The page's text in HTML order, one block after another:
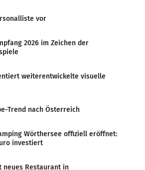
vor
2026 im Zeichen der
weiterentwickelte visuelle
Trend nach Österreich
Wörthersee offiziell eröffnet:
investiert
neues Restaurant in